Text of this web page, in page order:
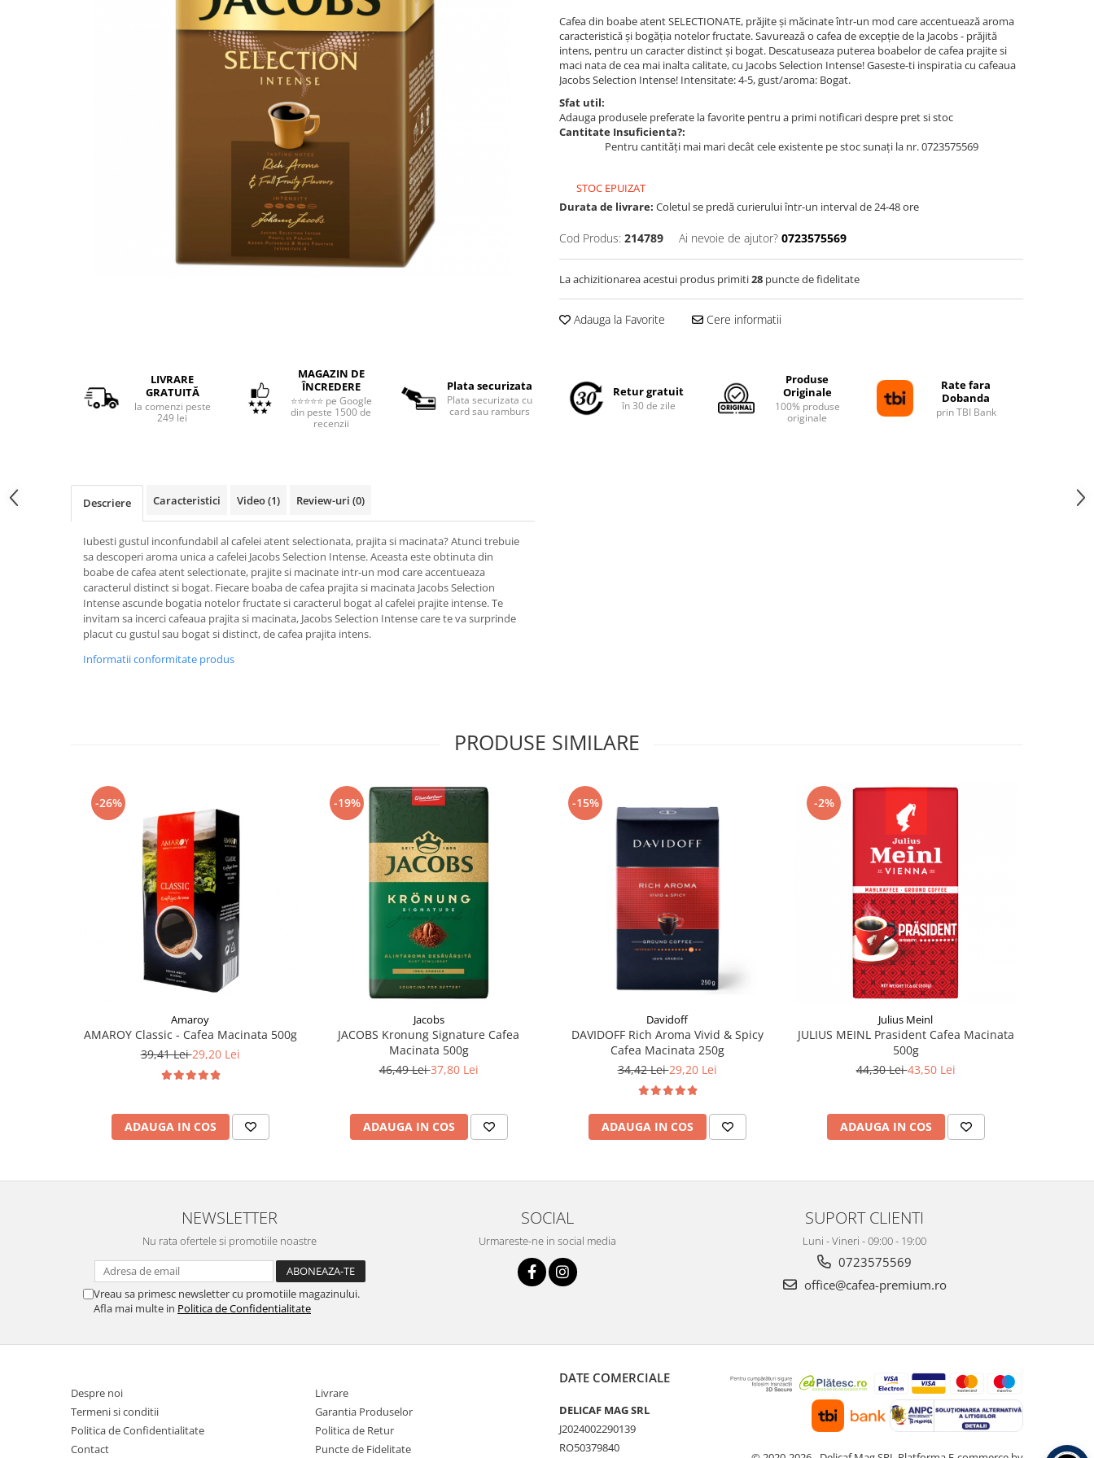
Cafea din boabe atent SELECTIONATE, prăjite și măcinate într-un mod care accentuează aroma
caracteristică și bogăția notelor fructate. Savurează o cafea de excepție de la Jacobs - prăjită
intens, pentru un caracter distinct și bogat. Descatuseaza puterea boabelor de cafea prajite si
maci nata de cea mai inalta calitate, cu Jacobs Selection Intense! Gaseste-ti inspiratia cu cafeaua
Jacobs Selection Intense! Intensitate: 4-5, gust/aroma: Bogat.
Sfat util:
Adauga produsele preferate la favorite pentru a primi notificari despre pret si stoc
Cantitate Insuficienta?:
Pentru cantități mai mari decât cele existente pe stoc sunați la nr. 0723575569
STOC EPUIZAT
Durata de livrare: Coletul se predă curierului într-un interval de 24-48 ore
Cod Produs: 214789 Ai nevoie de ajutor? 0723575569
La achizitionarea acestui produs primiti28 puncte de fidelitate
Adauga la Favorite Cere informatii
LIVRARE
GRATUITĂ
la comenzi peste
249 lei
MAGAZIN DE
ÎNCREDERE
⭐⭐⭐⭐⭐ pe Google
din peste 1500 de
recenzii
Plata securizata
Plata securizata cu
card sau ramburs
Retur gratuit
în 30 de zile
Produse
Originale
100% produse
originale
Rate fara
Dobanda
prin TBI Bank
Descriere Caracteristici Video(1) Review-uri (0)
Iubesti gustul inconfundabil al cafelei atent selectionata, prajita si macinata? Atunci trebuie
sa descoperi aroma unica a cafelei Jacobs Selection Intense. Aceasta este obtinuta din
boabe de cafea atent selectionate, prajite si macinate intr-un mod care accentueaza
caracterul distinct si bogat. Fiecare boaba de cafea prajita si macinata Jacobs Selection
Intense ascunde bogatia notelor fructate si caracterul bogat al cafelei prajite intense. Te
invitam sa incerci cafeaua prajita si macinata, Jacobs Selection Intense care te va surprinde
placut cu gustul sau bogat si distinct, de cafea prajita intens.
Informatii conformitate produs
PRODUSE SIMILARE
-26%
Amaroy
AMAROY Classic - Cafea Macinata 500g
39,41 Lei29,20 Lei
ADAUGA IN COS
-19%
Jacobs
JACOBS Kronung Signature Cafea
Macinata 500g
46,49 Lei37,80 Lei
ADAUGA IN COS
-15%
Davidoff
DAVIDOFF Rich Aroma Vivid & Spicy
Cafea Macinata 250g
34,42 Lei29,20 Lei
ADAUGA IN COS
-2%
Julius Meinl
JULIUS MEINL Prasident Cafea Macinata
500g
44,30 Lei43,50 Lei
ADAUGA IN COS
NEWSLETTER
Nu rata ofertele si promotiile noastre
Vreau sa primesc newsletter cu promotiile magazinului.
Afla mai multe in Politica de Confidentialitate
SOCIAL
Urmareste-ne in social media
SUPORT CLIENTI
Luni - Vineri - 09:00 - 19:00
0723575569
office@cafea-premium.ro
Despre noi
Termeni si conditii
Politica de Confidentialitate
Contact
Livrare
Garantia Produselor
Politica de Retur
Puncte de Fidelitate
DATE COMERCIALE
DELICAF MAG SRL
J2024002290139
RO50379840